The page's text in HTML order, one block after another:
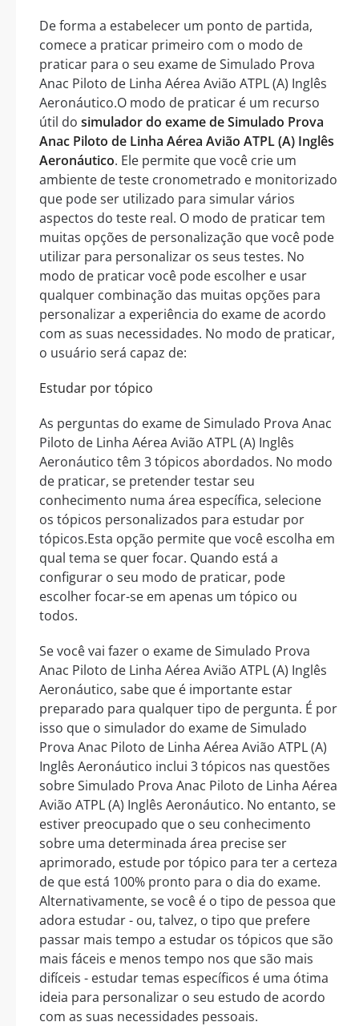
De forma a estabelecer um ponto de partida,
comece a praticar primeiro com o modo de
praticar para o seu exame de Simulado Prova
Anac Piloto de Linha Aérea Avião ATPL (A) Inglês
Aeronáutico.O modo de praticar é um recurso
útil do simulador do exame de Simulado Prova
Anac Piloto de Linha Aérea Avião ATPL (A) Inglês
Aeronáutico. Ele permite que você crie um
ambiente de teste cronometrado e monitorizado
que pode ser utilizado para simular vários
aspectos do teste real. O modo de praticar tem
muitas opções de personalização que você pode
utilizar para personalizar os seus testes. No
modo de praticar você pode escolher e usar
qualquer combinação das muitas opções para
personalizar a experiência do exame de acordo
com as suas necessidades. No modo de praticar,
o usuário será capaz de:
Estudar por tópico
As perguntas do exame de Simulado Prova Anac
Piloto de Linha Aérea Avião ATPL (A) Inglês
Aeronáutico têm 3 tópicos abordados. No modo
de praticar, se pretender testar seu
conhecimento numa área específica, selecione
os tópicos personalizados para estudar por
tópicos.Esta opção permite que você escolha em
qual tema se quer focar. Quando está a
configurar o seu modo de praticar, pode
escolher focar-se em apenas um tópico ou
todos.
Se você vai fazer o exame de Simulado Prova
Anac Piloto de Linha Aérea Avião ATPL (A) Inglês
Aeronáutico, sabe que é importante estar
preparado para qualquer tipo de pergunta. É por
isso que o simulador do exame de Simulado
Prova Anac Piloto de Linha Aérea Avião ATPL (A)
Inglês Aeronáutico inclui 3 tópicos nas questões
sobre Simulado Prova Anac Piloto de Linha Aérea
Avião ATPL (A) Inglês Aeronáutico. No entanto, se
estiver preocupado que o seu conhecimento
sobre uma determinada área precise ser
aprimorado, estude por tópico para ter a certeza
de que está 100% pronto para o dia do exame.
Alternativamente, se você é o tipo de pessoa que
adora estudar - ou, talvez, o tipo que prefere
passar mais tempo a estudar os tópicos que são
mais fáceis e menos tempo nos que são mais
difíceis - estudar temas específicos é uma ótima
ideia para personalizar o seu estudo de acordo
com as suas necessidades pessoais.